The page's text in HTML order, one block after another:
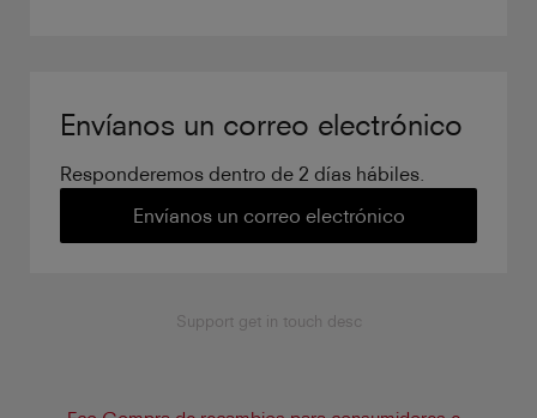
Envíanos un correo electrónico
Responderemos dentro de 2 días hábiles.
Envíanos un correo electrónico
Support get in touch desc